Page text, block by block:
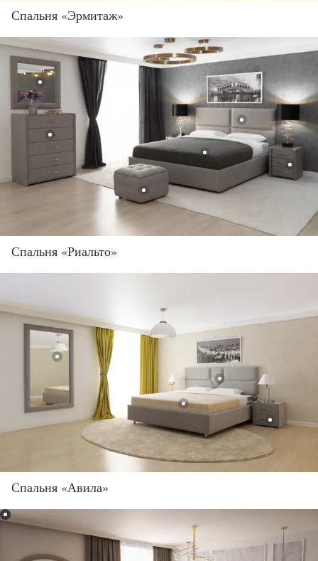
Спальня «Эрмитаж»
Спальня «Риальто»
Спальня «Авила»